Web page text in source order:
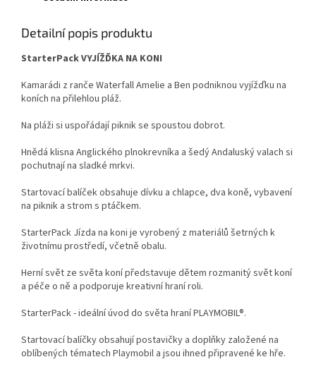
Detailní popis produktu
StarterPack VYJÍŽĎKA NA KONI
Kamarádi z ranče Waterfall Amelie a Ben podniknou vyjížďku na
koních na přilehlou pláž.
Na pláži si uspořádají piknik se spoustou dobrot.
Hnědá klisna Anglického plnokrevníka a šedý Andaluský valach si
pochutnají na sladké mrkvi.
Startovací balíček obsahuje dívku a chlapce, dva koně, vybavení
na piknik a strom s ptáčkem.
StarterPack Jízda na koni je vyrobený z materiálů šetrných k
životnímu prostředí, včetně obalu.
Herní svět ze světa koní představuje dětem rozmanitý svět koní
a péče o ně a podporuje kreativní hraní roli.
StarterPack - ideální úvod do světa hraní PLAYMOBIL®.
Startovací balíčky obsahují postavičky a doplňky založené na
oblíbených tématech Playmobil a jsou ihned připravené ke hře.